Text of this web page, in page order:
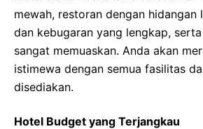
mewah, restoran dengan hidangan
dan kebugaran yang lengkap,
sangat memuaskan. Anda akan
istimewa dengan semua fasilitas
disediakan.
Hotel Budget yang Terjangkau